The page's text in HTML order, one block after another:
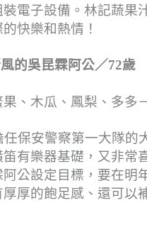
電子設備。林記蔬
快樂和熱情！
的吳昆霖阿公／72歲
果、木瓜、鳳梨、多多
保安警察第一大隊的
有樂器基礎，又非
公設定目標，要在
厚的飽足感、還可